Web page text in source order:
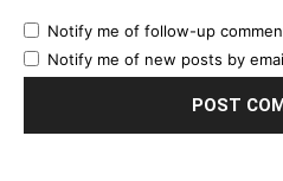
Notify me of follow-up
Notify me of new posts by